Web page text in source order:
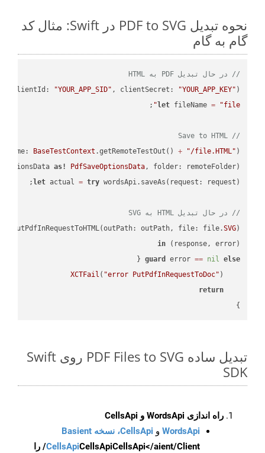
نحوه تبدیل PDF to SVG در Swift: مثال کد
گام به گام
// در حال تبدیل PDF به HTML
(clientId: "YOUR_APP_SID" , clientSecret: "YOUR_APP_KEY" );
let fileName = "file"
// Save to HTML
BaseTestContext .getRemoteTestOut() + "/file.HTML" );
as! PdfSaveOptionsData, folder: remoteFolder);
let actual = try
// در حال تبدیل HTML به SVG
.putPdfInRequestToHTML(outPath: outPath, file: file.SVG
(response, error)
in
guard
error == nil else
XCTFail ( "error PutPdfInRequestToDoc"
return
}
تبدیل ساده PDF Files to SVG روی Swift
SDK
راه اندازی WordsApi و CellsApi
WordsApi و CellsApi، نسخه Basient
CellsApiCellsApi
CellsApi</aient/Client/ را